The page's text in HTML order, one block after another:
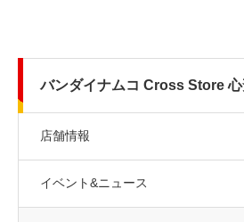
バンダイナムコ Cross Store
店舗情報
イベント&ニュース